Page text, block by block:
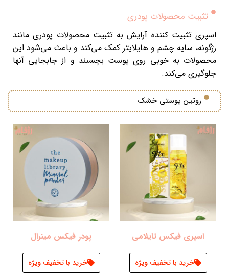
تثبیت محصولات پودری
اسپری تثبیت کننده آرایش به تثبیت محصولات پودری مانند
رژگونه، سایه چشم و هایلایتر کمک می‌کند و باعث می‌شود این
محصولات به خوبی روی پوست بچسبند و از جابجایی آنها
جلوگیری می‌کند.
روتین پوستی خشک
اسپری فیکس تایلامی
خرید با تخفیف ویژه
پودر فیکس مینرال
خرید با تخفیف ویژه